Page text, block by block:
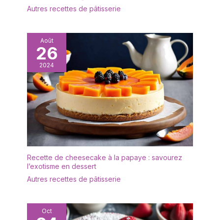
fromage et apéritifs.
Vaisselle : La surface
lisse de l'acier
inoxydable ne retient pas
les résidus de nourriture,
permettant un nettoyage
facile à la main à l'eau, et
entièrement lavable en
lave-vaisselle pour un
nettoyage rapide,
pratique et approfondi à
chaque fois.
les buffets d'hôtel ainsi
occasions. Cette
fourchette à pâtisserie
en acier inoxydable est
adaptée à la maison, au
mariage, au restaurant, à
l'hôtel, au café, convient
pour manger des
gâteaux, des entrées,
des fruits, etc. Les
fourchettes à gâteaux
sont non toxiques et
sans BPA, sans arrière-
goût métallique, vous
pouvez donc les utiliser
elles passent au lave-
vaisselle.
Autres recettes de pâtisserie
Août
26
2024
Recette de cheesecake à la papaye : savourez
l’exotisme en dessert
Autres recettes de pâtisserie
Oct